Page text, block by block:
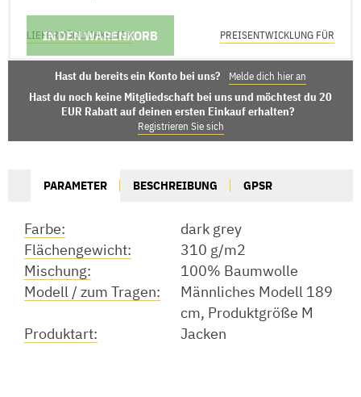
IN DEN WARENKORB
LIEFERMÖGLICHKEITEN PREISENTWICKLUNG FÜR
Hast du bereits ein Konto bei uns? Melde dich hier an
Hast du noch keine Mitgliedschaft bei uns und möchtest du 20
EUR Rabatt auf deinen ersten Einkauf erhalten?
Registrieren Sie sich
PARAMETER BESCHREIBUNG GPSR
Farbe:
dark grey
Flächengewicht:
310 g/m2
Mischung:
100% Baumwolle
Modell / zum Tragen:
Männliches Modell 189
cm, Produktgröße M
Produktart:
Jacken